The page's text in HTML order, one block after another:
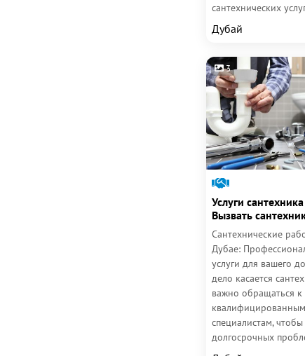
сантехнических
офиса, ресторана
Дубай
3
Услуги
Вызвать
Сантехнические
Дубае:
услуги для вашего
дело касается
важно обращаться к
квалифицированным
специалистам,
долгосрочных
дорогостоящих